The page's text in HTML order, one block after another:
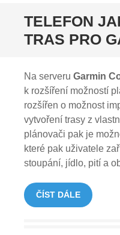
TELEFON
TRAS PRO
Na serveru Garmin
k rozšíření možností
rozšířen o možnost
vytvoření trasy z
plánovači pak je
které pak uživatele
stoupání, jídlo, pití a
ČÍST DÁLE